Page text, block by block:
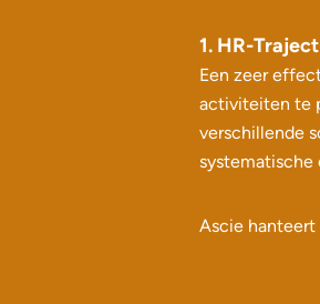
1. HR-
Een zeer
activiteiten te
verschillende
systematische
Ascie hanteert